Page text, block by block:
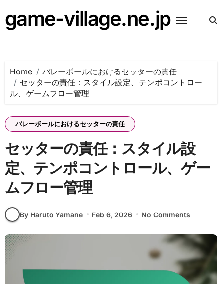
to
content
game-village.ne.jp
Home
バレーボールにおけるセッターの責任
セッターの責任：スタイル設定、テンポコントロー
ル、ゲームフロー管理
バレーボールにおけるセッターの責任
セッターの責任：スタイル設
定、テンポコントロール、ゲー
ムフロー管理
By Haruto Yamane Feb 6, 2026 No Comments